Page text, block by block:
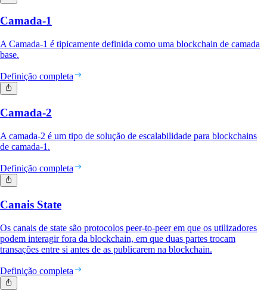
Camada-1
A Camada-1 é tipicamente definida como uma blockchain de camada
base.
Definição completa
Camada-2
A camada-2 é um tipo de solução de escalabilidade para blockchains
de camada-1.
Definição completa
Canais State
Os canais de state são protocolos peer-to-peer em que os utilizadores
podem interagir fora da blockchain, em que duas partes trocam
transações entre si antes de as publicarem na blockchain.
Definição completa